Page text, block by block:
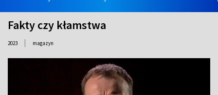
Fakty czy kłamstwa
2023 | magazyn